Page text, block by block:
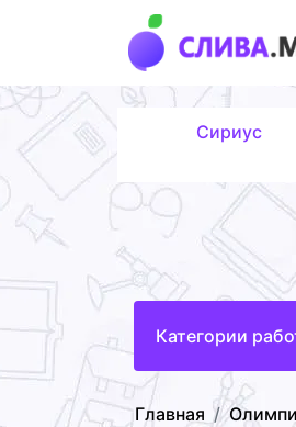
Сириус
Категории
Главная